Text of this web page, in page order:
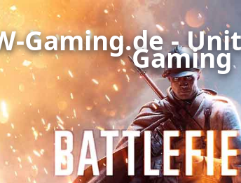
Gaming.de -
Gaming